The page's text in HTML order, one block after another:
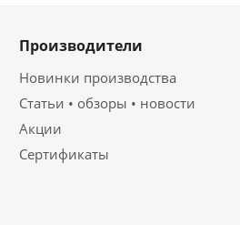
Производители
Новинки производства
Статьи • обзоры • новости
Акции
Сертификаты